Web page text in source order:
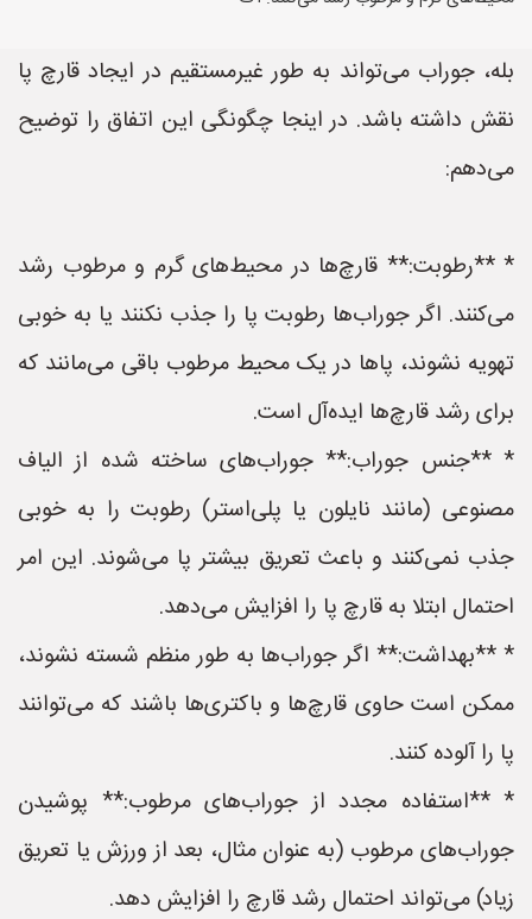
بله، جوراب می‌تواند به طور غیرمستقیم در ایجاد قارچ پا
نقش داشته باشد. در اینجا چگونگی این اتفاق را توضیح
می‌دهم:
* **رطوبت:** قارچ‌ها در محیط‌های گرم و مرطوب رشد
می‌کنند. اگر جوراب‌ها رطوبت پا را جذب نکنند یا به خوبی
تهویه نشوند، پاها در یک محیط مرطوب باقی می‌مانند که
برای رشد قارچ‌ها ایده‌آل است.
* **جنس جوراب:** جوراب‌های ساخته شده از الیاف
مصنوعی (مانند نایلون یا پلی‌استر) رطوبت را به خوبی
جذب نمی‌کنند و باعث تعریق بیشتر پا می‌شوند. این امر
احتمال ابتلا به قارچ پا را افزایش می‌دهد.
* **بهداشت:** اگر جوراب‌ها به طور منظم شسته نشوند،
ممکن است حاوی قارچ‌ها و باکتری‌ها باشند که می‌توانند
پا را آلوده کنند.
* **استفاده مجدد از جوراب‌های مرطوب:** پوشیدن
جوراب‌های مرطوب (به عنوان مثال، بعد از ورزش یا تعریق
زیاد) می‌تواند احتمال رشد قارچ را افزایش دهد.